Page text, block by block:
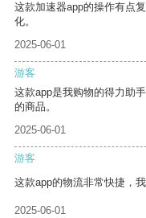
这款加速器app的操作有点
化。
2025-06-01
游客
这款app是我购物的得力助
的商品。
2025-06-01
游客
这款app的物流非常快捷，
2025-06-01